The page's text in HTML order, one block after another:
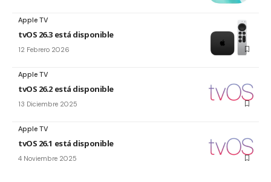
Apple TV
tvOS 26.3 está disponible
12 Febrero 2026
Apple TV
tvOS 26.2 está disponible
13 Diciembre 2025
Apple TV
tvOS 26.1 está disponible
4 Noviembre 2025